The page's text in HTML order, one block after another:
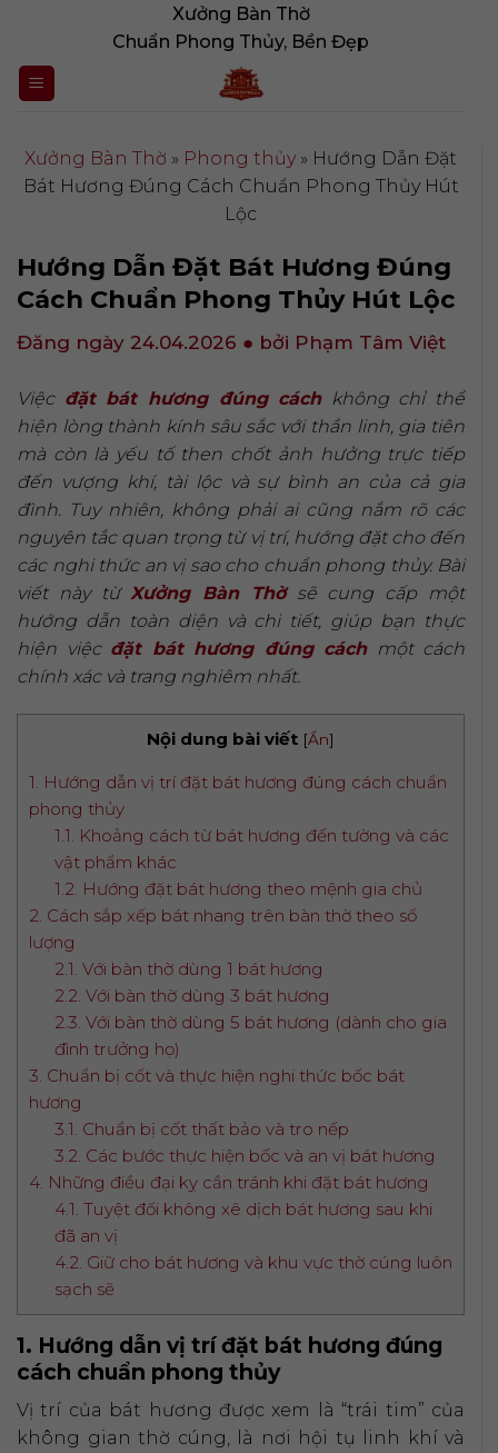
nội
dung
Xưởng Bàn Thờ
Chuẩn Phong Thủy, Bền Đẹp
Xưởng Bàn Thờ » Phong thủy » Hướng Dẫn Đặt
Bát Hương Đúng Cách Chuẩn Phong Thủy Hút
Lộc
Hướng Dẫn Đặt Bát Hương Đúng
Cách Chuẩn Phong Thủy Hút Lộc
Đăng ngày 24.04.2026 ● bởi Phạm Tâm Việt
Việc đặt bát hương đúng cáchkhông chỉ thể
hiện lòng thành kính sâu sắc với thần linh, gia tiên
mà còn là yếu tố then chốt ảnh hưởng trực tiếp
đến vượng khí, tài lộc và sự bình an của cả gia
đình. Tuy nhiên, không phải ai cũng nắm rõ các
nguyên tắc quan trọng từ vị trí, hướng đặt cho đến
các nghi thức an vị sao cho chuẩn phong thủy. Bài
viết này từXưởng Bàn Thờsẽ cung cấp một
hướng dẫn toàn diện và chi tiết, giúp bạn thực
hiện việc đặt bát hương đúng cáchmột cách
chính xác và trang nghiêm nhất.
Nội dung bài viết [Ẩn]
1. Hướng dẫn vị trí đặt bát hương đúng cách chuẩn
phong thủy
1.1. Khoảng cách từ bát hương đến tường và các
vật phẩm khác
1.2. Hướng đặt bát hương theo mệnh gia chủ
2. Cách sắp xếp bát nhang trên bàn thờ theo số
lượng
2.1. Với bàn thờ dùng 1 bát hương
2.2. Với bàn thờ dùng 3 bát hương
2.3. Với bàn thờ dùng 5 bát hương (dành cho gia
đình trưởng họ)
3. Chuẩn bị cốt và thực hiện nghi thức bốc bát
hương
3.1. Chuẩn bị cốt thất bảo và tro nếp
3.2. Các bước thực hiện bốc và an vị bát hương
4. Những điều đại kỵ cần tránh khi đặt bát hương
4.1. Tuyệt đối không xê dịch bát hương sau khi
đã an vị
4.2. Giữ cho bát hương và khu vực thờ cúng luôn
sạch sẽ
1. Hướng dẫn vị trí đặt bát hương đúng
cách chuẩn phong thủy
Vị trí của bát hương được xem là “trái tim” của
không gian thờ cúng, là nơi hội tụ linh khí và